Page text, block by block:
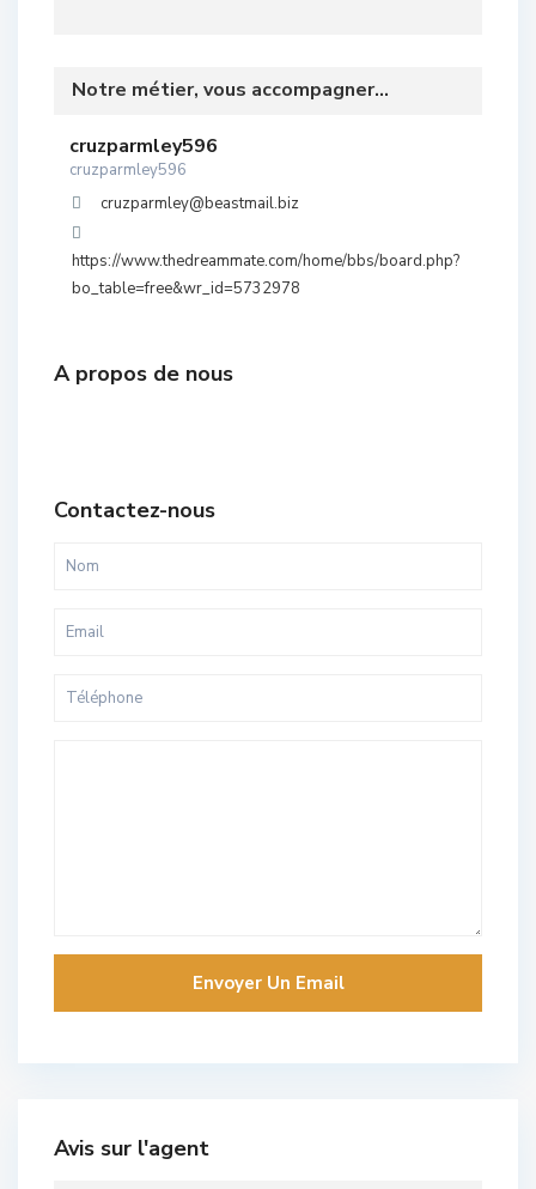
Notre métier, vous accompagner...
cruzparmley596
cruzparmley596
cruzparmley@beastmail.biz
https://www.thedreammate.com/home/bbs/board.php?
bo_table=free&wr_id=5732978
A propos de nous
Contactez-nous
Avis sur l'agent